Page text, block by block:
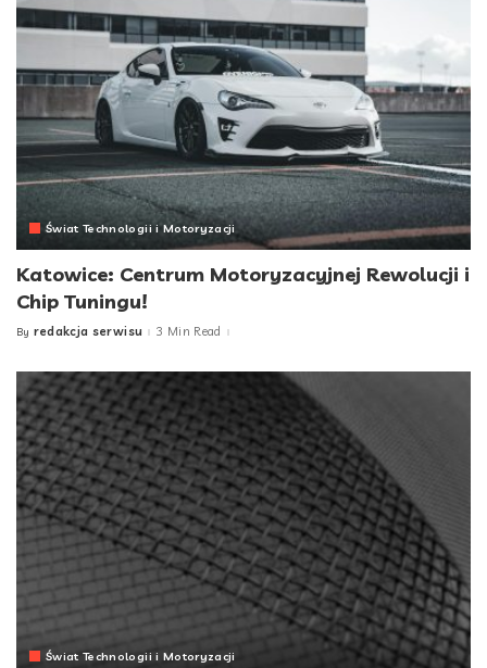
Świat Technologii i Motoryzacji
Katowice: Centrum Motoryzacyjnej Rewolucji i
Chip Tuningu!
Posted
By redakcja serwisu 3 Min Read
Świat Technologii i Motoryzacji